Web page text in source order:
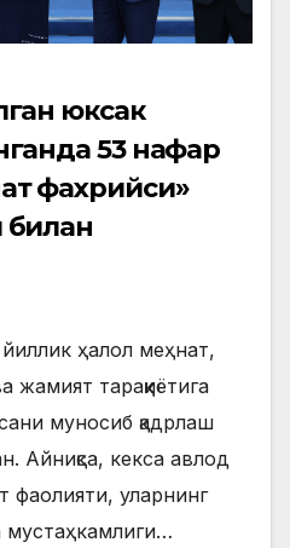
юксак
53 нафар
фахрийси»
билан
ҳалол меҳнат,
тараққиётига
муносиб қадрлаш
Айниқса, кекса авлод
фаолияти, уларнинг
мустаҳкамлиги…